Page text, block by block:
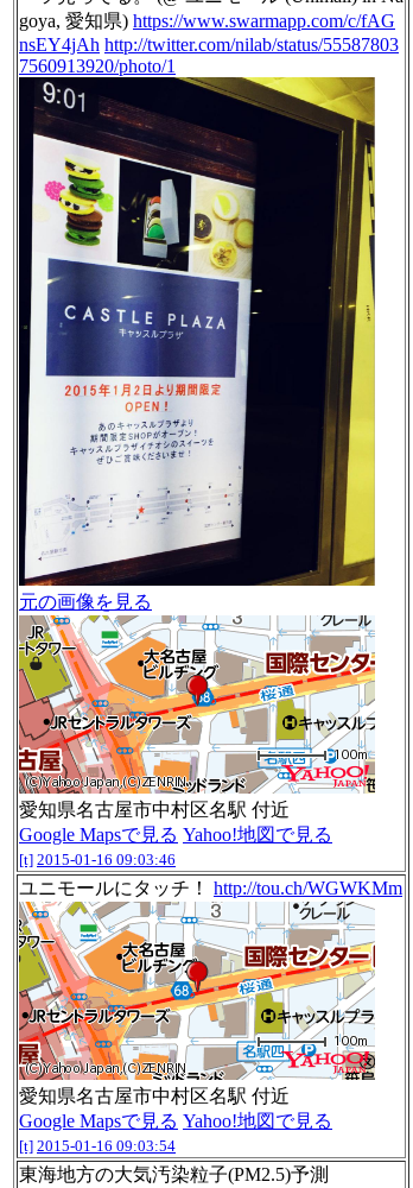
goya, 愛知県) https://www.swarmapp.com/c/fAG
nsEY4jAh http://twitter.com/nilab/status/55587803
7560913920/photo/1
元の画像を見る
愛知県名古屋市中村区名駅 付近
Google Mapsで見る Yahoo!地図で見る
[t] 2015-01-16 09:03:46
ユニモールにタッチ！ http://tou.ch/WGWKMm
愛知県名古屋市中村区名駅 付近
Google Mapsで見る Yahoo!地図で見る
[t] 2015-01-16 09:03:54
東海地方の大気汚染粒子(PM2.5)予測